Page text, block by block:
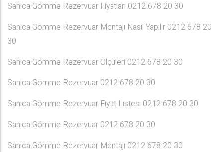
Sanica Gömme Rezervuar Fiyatları 0212 678 20 30
Sanica Gömme Rezervuar Montajı Nasıl Yapılır 0212 678 20
30
Sanica Gömme Rezervuar Ölçüleri 0212 678 20 30
Sanica Gömme Rezervuar 0212 678 20 30
Sanica Gömme Rezervuar Fiyat Listesi 0212 678 20 30
Sanica Gömme Rezervuar 0212 678 20 30
Sanica Gömme Rezervuar Montajı 0212 678 20 30